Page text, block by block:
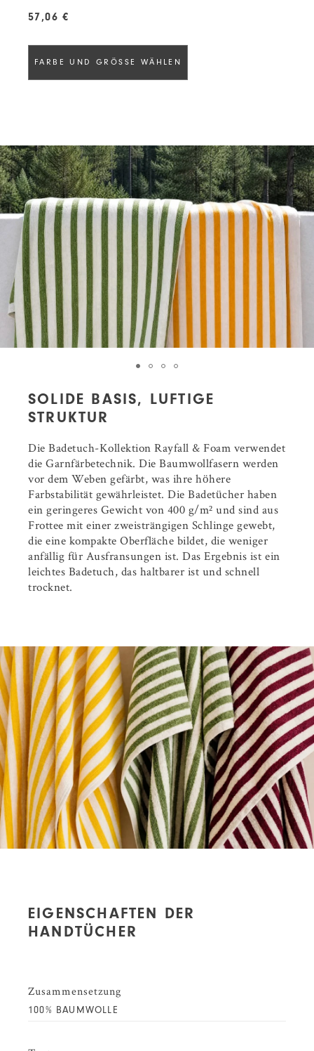
57,06 €
FARBE UND GRÖSSE WÄHLEN
SOLIDE BASIS, LUFTIGE
STRUKTUR
Die Badetuch-Kollektion Rayfall & Foam verwendet
die Garnfärbetechnik. Die Baumwollfasern werden
vor dem Weben gefärbt, was ihre höhere
Farbstabilität gewährleistet. Die Badetücher haben
ein geringeres Gewicht von 400 g/m² und sind aus
Frottee mit einer zweisträngigen Schlinge gewebt,
die eine kompakte Oberfläche bildet, die weniger
anfällig für Ausfransungen ist. Das Ergebnis ist ein
leichtes Badetuch, das haltbarer ist und schnell
trocknet.
EIGENSCHAFTEN DER
HANDTÜCHER
Zusammensetzung
100% BAUMWOLLE